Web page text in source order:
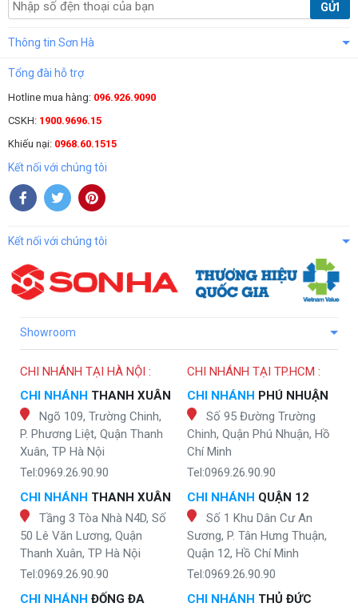
GỬI
Thông tin Sơn Hà
Tổng đài hỗ trợ
Hotline mua hàng: 096.926.9090
CSKH: 1900.9696.15
Khiếu nại: 0968.60.1515
Kết nối với chúng tôi
Kết nối với chúng tôi
Showroom
CHI NHÁNH TẠI HÀ NỘI :
CHI NHÁNH THANH XUÂN
Ngõ 109, Trường Chinh,
P. Phương Liệt, Quận Thanh
Xuân, TP Hà Nội
Tel:0969.26.90.90
CHI NHÁNH THANH XUÂN
Tầng 3 Tòa Nhà N4D, Số
50 Lê Văn Lương, Quận
Thanh Xuân, TP Hà Nội
Tel:0969.26.90.90
CHI NHÁNH ĐỐNG ĐA
CHI NHÁNH TẠI TP.HCM :
CHI NHÁNH PHÚ NHUẬN
Số 95 Đường Trường
Chinh, Quận Phú Nhuận, Hồ
Chí Minh
Tel:0969.26.90.90
CHI NHÁNH QUẬN 12
Số 1 Khu Dân Cư An
Sương, P. Tân Hưng Thuận,
Quận 12, Hồ Chí Minh
Tel:0969.26.90.90
CHI NHÁNH THỦ ĐỨC